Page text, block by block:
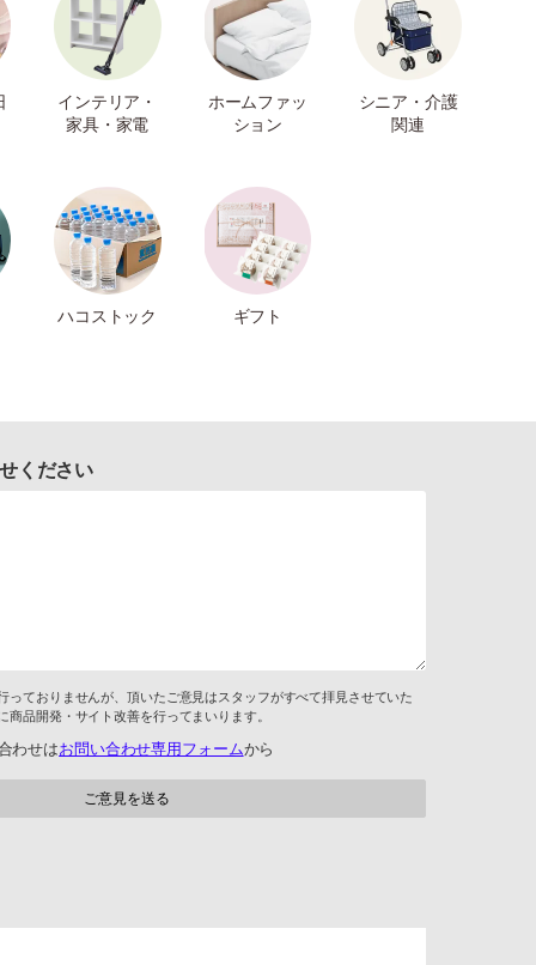
インテリア・
家具・家電
ホームファッ
ション
シニア・介護
関連
ハコストック ギフト
ください
っておりませんが、頂いたご意見はスタッフがすべて拝見させていた
商品開発・サイト改善を行ってまいります。
わせはお問い合わせ専用フォームから